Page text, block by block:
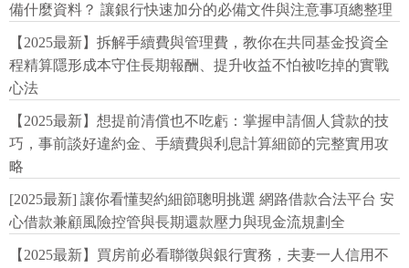
備什麼資料？ 讓銀行快速加分的必備文件與注意事項總整理
【2025最新】拆解手續費與管理費，教你在共同基金投資全
程精算隱形成本守住長期報酬、提升收益不怕被吃掉的實戰
心法
【2025最新】想提前清償也不吃虧：掌握申請個人貸款的技
巧，事前談好違約金、手續費與利息計算細節的完整實用攻
略
[2025最新] 讓你看懂契約細節聰明挑選 網路借款合法平台 安
心借款兼顧風險控管與長期還款壓力與現金流規劃全
【2025最新】買房前必看聯徵與銀行實務，夫妻一人信用不